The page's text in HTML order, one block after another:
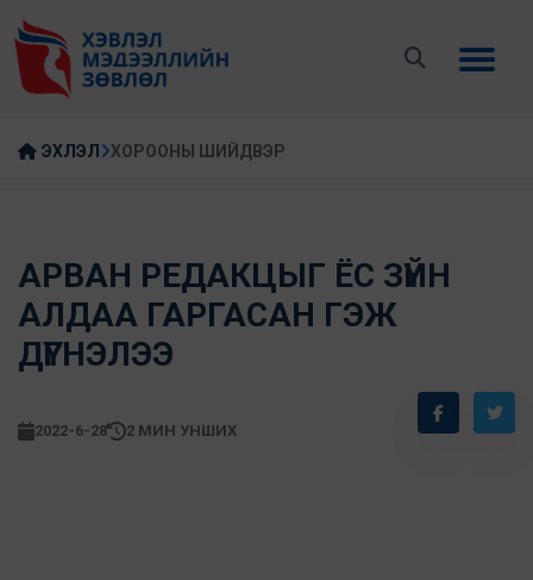
ЭХЛЭЛ ХОРООНЫ ШИЙДВЭР
АРВАН РЕДАКЦЫГ ЁС ЗҮЙН
АЛДАА ГАРГАСАН ГЭЖ
ДҮГНЭЛЭЭ
2022-6-28 2 МИН УНШИХ